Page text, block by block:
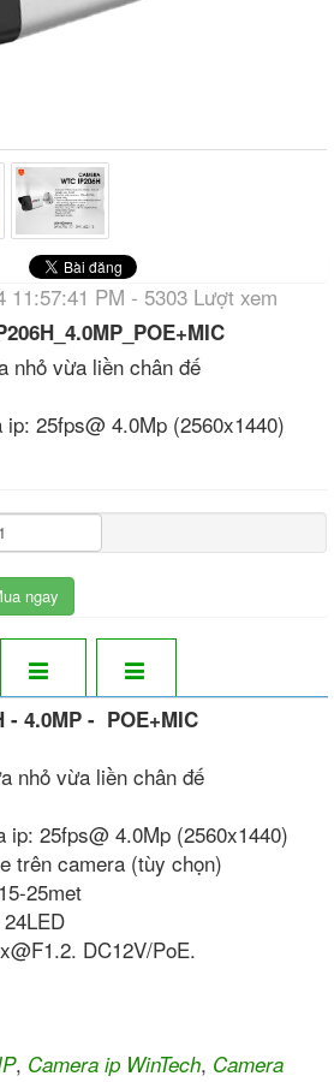
11:57:41 PM - 5303 Lượt xem
nhỏ vừa liền chân đế
25fps@ 4.0Mp (2560x1440)
ngay
- 4.0MP - POE+MIC
nhỏ vừa liền chân đế
25fps@ 4.0Mp (2560x1440)
trên camera (tùy chọn)
25met
DC12V/PoE.
, Camera ip WinTech, Camera